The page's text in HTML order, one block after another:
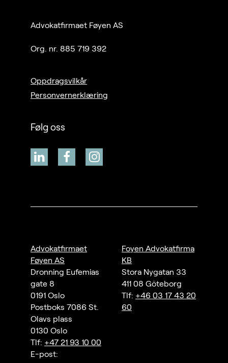
Advokatfirmaet Føyen AS
Org. nr. 885 719 392
Oppdragsvilkår
Personvernerklæring
Følg oss
Advokatfirmaet
Føyen AS
Dronning Eufemias
gate 8
0191 Oslo
Postboks 7086 St.
Olavs plass
0130 Oslo
Tlf: +47 21 93 10 00
E-post:
Foyen Advokatfirma
KB
Stora Nygatan 33
411 08 Göteborg
Tlf: +46 03 17 43 20
60